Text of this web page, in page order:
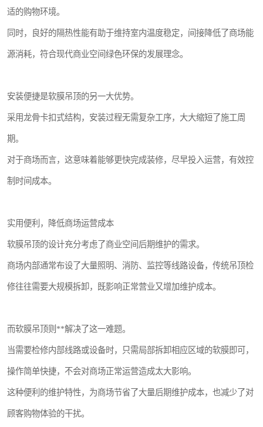
适的购物环境。
同时，良好的隔热性能有助于维持室内温度稳定，间接降低了商场能
源消耗，符合现代商业空间绿色环保的发展理念。
安装便捷是软膜吊顶的另一大优势。
采用龙骨卡扣式结构，安装过程无需复杂工序，大大缩短了施工周
期。
对于商场而言，这意味着能够更快完成装修，尽早投入运营，有效控
制时间成本。
实用便利，降低商场运营成本
软膜吊顶的设计充分考虑了商业空间后期维护的需求。
商场内部通常布设了大量照明、消防、监控等线路设备，传统吊顶检
修往往需要大规模拆卸，既影响正常营业又增加维护成本。
而软膜吊顶则**解决了这一难题。
当需要检修内部线路或设备时，只需局部拆卸相应区域的软膜即可，
操作简单快捷，不会对商场正常运营造成太大影响。
这种便利的维护特性，为商场节省了大量后期维护成本，也减少了对
顾客购物体验的干扰。